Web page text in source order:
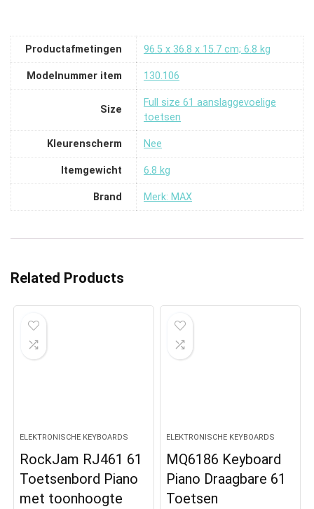
Productafmetingen ‎96.5 x 36.8 x 15.7 cm; 6.8 kg
Modelnummer item ‎130.106
Size
‎Full size 61 aanslaggevoelige
toetsen
Kleurenscherm ‎Nee
Itemgewicht ‎6.8 kg
Brand Merk: MAX
Related Products
ELEKTRONISCHE KEYBOARDS
RockJam RJ461 61
Toetsenbord Piano
met toonhoogte
ELEKTRONISCHE KEYBOARDS
MQ6186 Keyboard
Piano Draagbare 61
Toetsen